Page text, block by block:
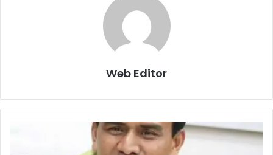
Web Editor